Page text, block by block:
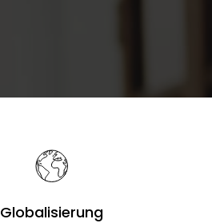
Globalisierung